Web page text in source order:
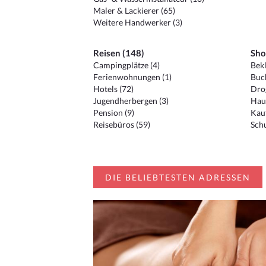
Maler & Lackierer (65)
Weitere Handwerker (3)
Reisen (148)
Campingplätze (4)
Ferienwohnungen (1)
Hotels (72)
Jugendherbergen (3)
Pension (9)
Reisebüros (59)
DIE BELIEBTESTEN ADRESSEN